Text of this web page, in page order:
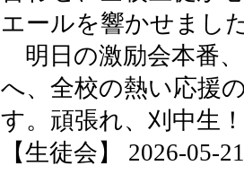
エールを響かせまし
明日の激励会本番
へ、全校の熱い応援
す。頑張れ、刈中生！
【生徒会】 2026-05-